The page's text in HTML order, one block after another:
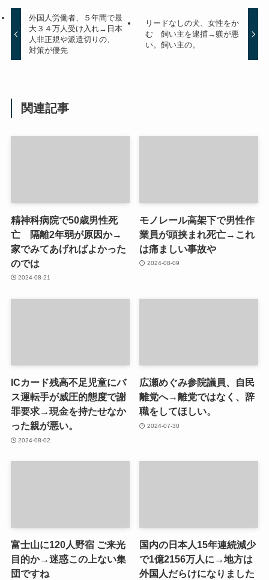
外国人労働者、５年間で最
大３４万人受け入れ→日本
人非正規や派遣切りの、
対策が優先
リードなしの犬、女性をか
む 飼い主を逮捕→躾が悪
い。飼い主の。
関連記事
精神科病院で50歳男性死
亡 隔離2年弱が原因か→
家でみてあげればよかった
のでは
2024-08-21
モノレール高架下で男性作
業員が頭挟まれ死亡→これ
は痛ましい事故や
2024-08-09
ICカード残高不足児童にバ
ス運転手が威圧的態度で謝
罪要求→現金を持たせなか
った親が悪い。
2024-08-02
広瀬めぐみ参院議員、自民
離党へ→離党ではなく、辞
職をしてほしい。
2024-07-30
富士山に120人野宿 ご来光
目的か→迷惑この上ない集
団ですね
国内の日本人15年連続減少
で1億2156万人に→地方は
外国人だらけになりました